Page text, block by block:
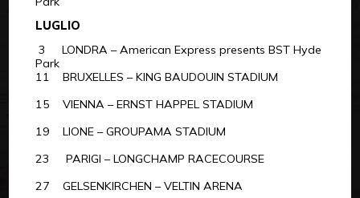
LUGLIO
3 LONDRA – American Express presents BST Hyde
Park
11 BRUXELLES – KING BAUDOUIN STADIUM
15 VIENNA – ERNST HAPPEL STADIUM
19 LIONE – GROUPAMA STADIUM
23 PARIGI – LONGCHAMP RACECOURSE
27 GELSENKIRCHEN – VELTIN ARENA